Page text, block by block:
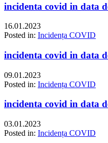
incidenta covid in data
16.01.2023
Posted in: Incidența COVID
incidenta covid in data
09.01.2023
Posted in: Incidența COVID
incidenta covid in data
03.01.2023
Posted in: Incidența COVID